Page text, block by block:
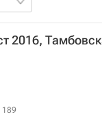
2016,
189